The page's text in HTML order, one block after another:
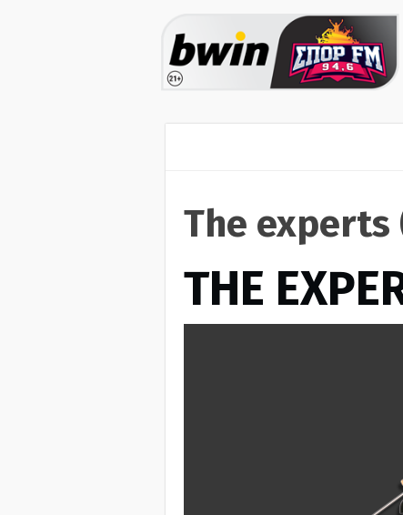
The
THE